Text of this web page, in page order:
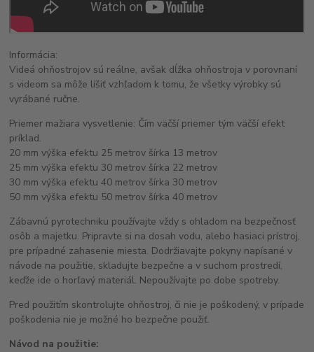
Informácia:
Videá ohňostrojov sú reálne, avšak dĺžka ohňostroja v porovnaní
s videom sa môže líšiť vzhľadom k tomu, že všetky výrobky sú
vyrábané ručne.
Priemer mažiara vysvetlenie: Čím väčší priemer tým väčší efekt
príklad.
20 mm výška efektu 25 metrov šírka 13 metrov
25 mm výška efektu 30 metrov šírka 22 metrov
30 mm výška efektu 40 metrov šírka 30 metrov
50 mm výška efektu 50 metrov šírka 40 metrov
Zábavnú pyrotechniku používajte vždy s ohladom na bezpečnosť
osôb a majetku. Pripravte si na dosah vodu, alebo hasiaci prístroj,
pre prípadné zahasenie miesta. Dodržiavajte pokyny napísané v
návode na použitie, skladujte bezpečne a v suchom prostredí,
keďže ide o horľavý materiál. Nepoužívajte po dobe spotreby.
Pred použitím skontrolujte ohňostroj, či nie je poškodený, v prípade
poškodenia nie je možné ho bezpečne použiť.
Návod na použitie: